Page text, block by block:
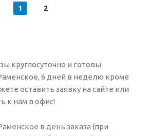
1 2
круглосуточно и готовы
6 дней в неделю кроме
оставить заявку на сайте или
к нам в офис!
в день заказа (при